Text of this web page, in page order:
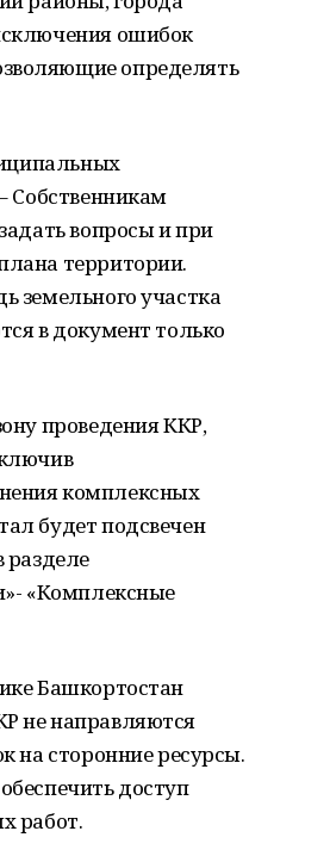
ошибок
определять
Собственникам
вопросы и при
территории.
земельного участка
в документ только
проведения ККР,
комплексных
будет подсвечен
разделе
«Комплексные
Башкортостан
не направляются
на сторонние ресурсы.
доступ
работ.